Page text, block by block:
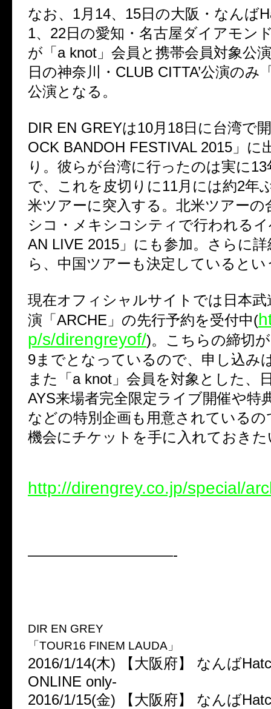
なお、1月14、15日の大阪・なんば
1、22日の愛知・名古屋ダイアモン
が「a knot」会員と携帯会員対象公
日の神奈川・CLUB CITTA’公演のみ
公演となる。
DIR EN GREYは10月18日に台湾で
OCK BANDOH FESTIVAL 2015」に
り。彼らが台湾に行ったのは実に
で、これを皮切りに11月には約2年
米ツアーに突入する。北米ツアーの
シコ・メキシコシティで行われる
AN LIVE 2015」にも参加。さらに
ら、中国ツアーも決定しているとい
現在オフィシャルサイトでは日本武
演「ARCHE」の先行予約を受付中(
p/s/direngreyof/)。こちらの締切
9までとなっているので、申し込み
また「a knot」会員を対象とした、
AYS来場者完全限定ライブ開催や特
などの特別企画も用意されている
機会にチケットを手に入れておき
http://direngrey.co.jp/special/
——————————-
DIR EN GREY
「TOUR16 FINEM LAUDA」
2016/1/14(木) 【大阪府】 なんば
ONLINE only-
2016/1/15(金) 【大阪府】 なんば